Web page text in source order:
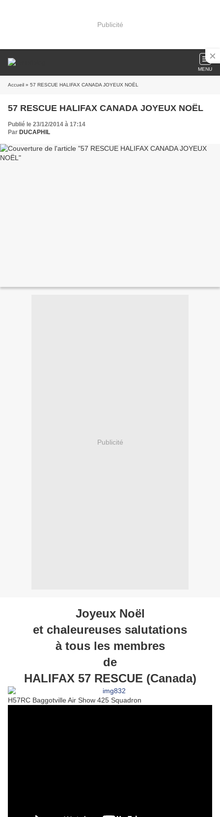
Publicité
MENU
Accueil » 57 RESCUE HALIFAX CANADA JOYEUX NOËL
57 RESCUE HALIFAX CANADA JOYEUX NOËL
Publié le 23/12/2014 à 17:14
Par DUCAPHIL
Publicité
Joyeux Noël
et chaleureuses salutations
à tous les membres
de
HALIFAX 57 RESCUE (Canada)
H57RC Baggotville Air Show 425 Squadron